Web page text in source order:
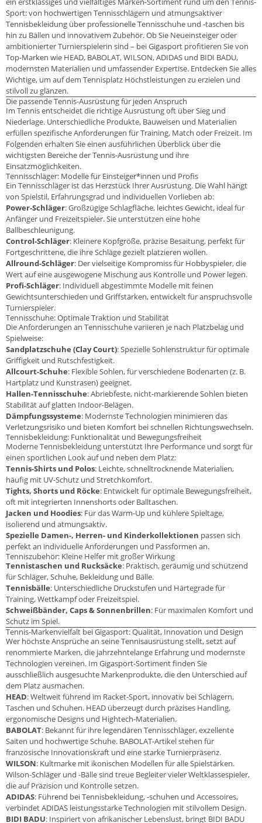
Sport: von hochwertigen Tennisschlägern und atmungsaktiver
Tennisbekleidung über professionelle Tennisschuhe und -taschen bis
hin zu Bällen und innovativem Zubehör. Ob Sie Neueinsteiger oder
ambitionierter Turnierspielerin sind – bei Gigasport profitieren Sie von
Top-Marken wie HEAD, BABOLAT, WILSON, ADIDAS und BIDI BADU,
modernsten Materialien und umfassender Expertise. Entdecken Sie alles
Wichtige, um auf dem Tennisplatz Höchstleistungen zu erzielen und
stilvoll zu glänzen.
Die passende Tennis-Ausrüstung für jeden Anspruch
Im Tennis entscheidet die richtige Ausrüstung oft über Sieg und
Niederlage. Unterschiedliche Produkte, Bauweisen und Materialien
erfüllen spezifische Anforderungen für Training, Match oder Freizeit. Im
Folgenden erhalten Sie einen ausführlichen Überblick über die
wichtigsten Bereiche der Tennis-Ausrüstung und ihre
Einsatzmöglichkeiten.
Tennisschläger: Modelle für Einsteiger*innen und Profis
Ein Tennisschläger ist das Herzstück Ihrer Ausrüstung. Die Wahl hängt
von Spielstil, Erfahrungsgrad und individuellen Vorlieben ab:
Power-Schläger: Großzügige Schlagfläche, leichtes Gewicht, ideal für
Anfänger und Freizeitspieler. Sie unterstützen eine hohe
Ballbeschleunigung.
Control-Schläger: Kleinere Kopfgröße, präzise Besaitung, perfekt für
Fortgeschrittene, die ihre Schläge gezielt platzieren wollen.
Allround-Schläger: Der vielseitige Kompromiss für Hobbyspieler, die
Wert auf eine ausgewogene Mischung aus Kontrolle und Power legen.
Profi-Schläger: Individuell abgestimmte Modelle mit feinen
Gewichtsunterschieden und Griffstärken, entwickelt für anspruchsvolle
Turnierspieler.
Tennisschuhe: Optimale Traktion und Stabilität
Die Anforderungen an Tennisschuhe variieren je nach Platzbelag und
Spielweise:
Sandplatzschuhe (Clay Court): Spezielle Sohlenstruktur für optimale
Griffigkeit und Rutschfestigkeit.
Allcourt-Schuhe: Flexible Sohlen, für verschiedene Bodenarten (z. B.
Hartplatz und Kunstrasen) geeignet.
Hallen-Tennisschuhe: Abriebfeste, nicht-markierende Sohlen bieten
Stabilität auf glatten Indoor-Belägen.
Dämpfungssysteme: Modernste Technologien minimieren das
Verletzungsrisiko und bieten Komfort bei schnellen Richtungswechseln.
Tennisbekleidung: Funktionalität und Bewegungsfreiheit
Moderne Tennisbekleidung unterstützt Ihre Performance und sorgt für
einen sportlichen Look auf und neben dem Platz:
Tennis-Shirts und Polos: Leichte, schnelltrocknende Materialien,
häufig mit UV-Schutz und Stretchkomfort.
Tights, Shorts und Röcke: Entwickelt für optimale Bewegungsfreiheit,
oft mit integrierten Innenshorts oder Balltaschen.
Jacken und Hoodies: Für das Warm-Up und kühlere Spieltage,
isolierend und atmungsaktiv.
Spezielle Damen-, Herren- und Kinderkollektionen passen sich
perfekt an individuelle Anforderungen und Passformen an.
Tenniszubehör: Kleine Helfer mit großer Wirkung
Tennistaschen und Rucksäcke: Praktisch, geräumig und schützend
für Schläger, Schuhe, Bekleidung und Bälle.
Tennisbälle: Unterschiedliche Druckstufen und Härtegrade für
Training, Wettkampf oder Freizeitspiel.
Schweißbänder, Caps & Sonnenbrillen: Für maximalen Komfort und
Schutz im Spiel.
Tennis-Markenvielfalt bei Gigasport: Qualität, Innovation und Design
Wer höchste Ansprüche an seine Tennisausrüstung stellt, setzt auf
renommierte Marken, die jahrzehntelange Erfahrung und modernste
Technologien vereinen. Im Gigasport-Sortiment finden Sie
ausschließlich ausgesuchte Markenprodukte, die den Unterschied auf
dem Platz ausmachen.
HEAD: Weltweit führend im Racket-Sport, innovativ bei Schlägern,
Taschen und Schuhen. HEAD überzeugt durch präzises Handling,
ergonomische Designs und Hightech-Materialien.
BABOLAT: Bekannt für ihre legendären Tennisschläger, exzellente
Saiten und hochwertige Schuhe. BABOLAT-Artikel stehen für
französische Innovationskraft und eine starke Turnierpräsenz.
WILSON: Kultmarke mit ikonischen Modellen für alle Spielstärken.
Wilson-Schläger und -Bälle sind treue Begleiter vieler Weltklassespieler,
die auf Präzision und Kontrolle setzen.
ADIDAS: Führend bei Tennisbekleidung, -schuhen und Accessoires,
verbindet ADIDAS leistungsstarke Technologien mit stilvollem Design.
BIDI BADU: Inspiriert von afrikanischer Lebenslust, bringt BIDI BADU